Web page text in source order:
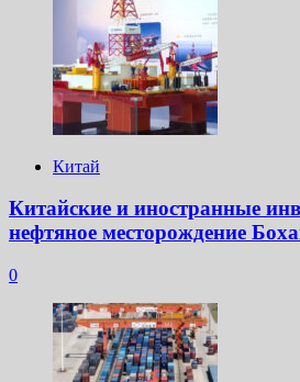
Китай
Китайские и иностранные
нефтяное месторождение
0